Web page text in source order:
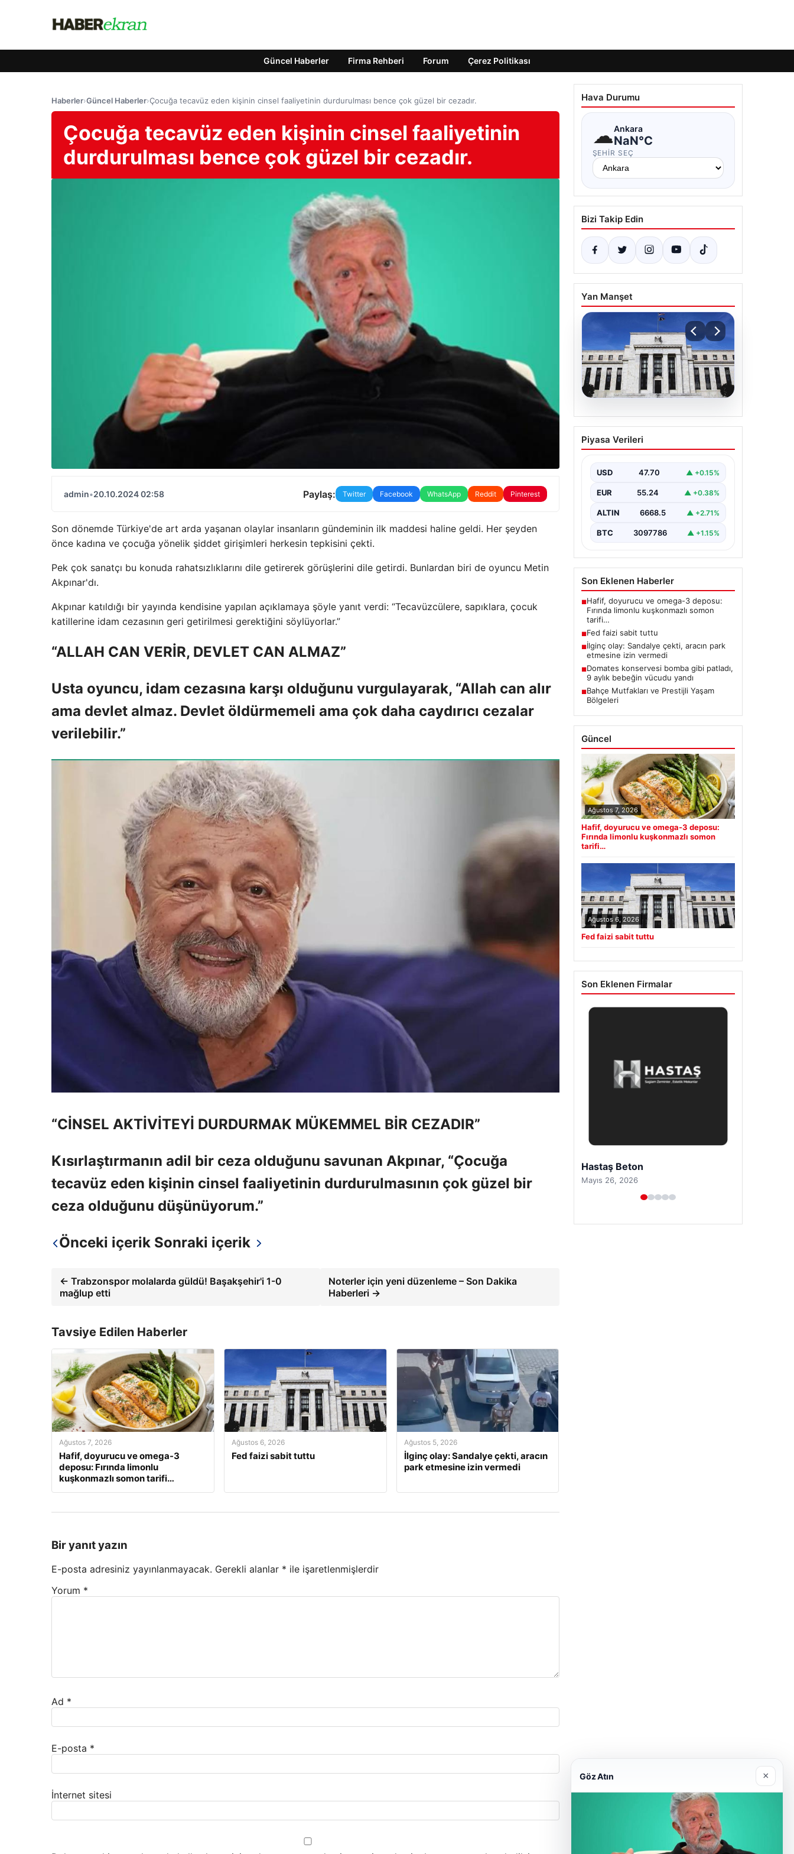
Güncel Haberler Firma Rehberi Forum Çerez Politikası
Haberler›Güncel Haberler›Çocuğa tecavüz eden kişinin cinsel faaliyetinin durdurulması bence çok güzel bir cezadır.
Çocuğa tecavüz eden kişinin cinsel faaliyetinin
durdurulması bence çok güzel bir cezadır.
admin•20.10.2024 02:58 Paylaş: Twitter Facebook WhatsApp Reddit Pinterest
Son dönemde Türkiye'de art arda yaşanan olaylar insanların gündeminin ilk maddesi haline geldi. Her şeyden
önce kadına ve çocuğa yönelik şiddet girişimleri herkesin tepkisini çekti.
Pek çok sanatçı bu konuda rahatsızlıklarını dile getirerek görüşlerini dile getirdi. Bunlardan biri de oyuncu Metin
Akpınar'dı.
Akpınar katıldığı bir yayında kendisine yapılan açıklamaya şöyle yanıt verdi: “Tecavüzcülere, sapıklara, çocuk
katillerine idam cezasının geri getirilmesi gerektiğini söylüyorlar.”
“ALLAH CAN VERİR, DEVLET CAN ALMAZ”
Usta oyuncu, idam cezasına karşı olduğunu vurgulayarak, “Allah can alır
ama devlet almaz. Devlet öldürmemeli ama çok daha caydırıcı cezalar
verilebilir.”
“CİNSEL AKTİVİTEYİ DURDURMAK MÜKEMMEL BİR CEZADIR”
Kısırlaştırmanın adil bir ceza olduğunu savunan Akpınar, “Çocuğa
tecavüz eden kişinin cinsel faaliyetinin durdurulmasının çok güzel bir
ceza olduğunu düşünüyorum.”
Önceki içerik Sonraki içerik
← Trabzonspor molalarda güldü! Başakşehir'i 1-0
mağlup etti
Noterler için yeni düzenleme – Son Dakika
Haberleri →
Tavsiye Edilen Haberler
Ağustos 7, 2026
Hafif, doyurucu ve omega-3
deposu: Fırında limonlu
kuşkonmazlı somon tarifi…
Ağustos 6, 2026
Fed faizi sabit tuttu
Ağustos 5, 2026
İlginç olay: Sandalye çekti, aracın
park etmesine izin vermedi
Bir yanıt yazın
E-posta adresiniz yayınlanmayacak. Gerekli alanlar * ile işaretlenmişlerdir
Yorum *
Ad *
E-posta *
İnternet sitesi
Hava Durumu
☁Ankara
NaN°C
ŞEHIR SEÇ
Bizi Takip Edin
Yan Manşet
06.08.2026
Fed faizi sabit tuttu
Piyasa Verileri
USD 47.70 ▲ +0.15%
EUR 55.24 ▲ +0.38%
ALTIN 6668.5 ▲ +2.71%
BTC 3097786 ▲ +1.15%
Son Eklenen Haberler
■Hafif, doyurucu ve omega-3 deposu:
Fırında limonlu kuşkonmazlı somon
tarifi…
■Fed faizi sabit tuttu
■İlginç olay: Sandalye çekti, aracın park
etmesine izin vermedi
■Domates konservesi bomba gibi patladı,
9 aylık bebeğin vücudu yandı
■Bahçe Mutfakları ve Prestijli Yaşam
Bölgeleri
Güncel
Ağustos 7, 2026
Hafif, doyurucu ve omega-3 deposu:
Fırında limonlu kuşkonmazlı somon
tarifi…
Ağustos 6, 2026
Fed faizi sabit tuttu
Son Eklenen Firmalar
Prenses Night Club
Nisan 29, 2026
Göz Atın ×